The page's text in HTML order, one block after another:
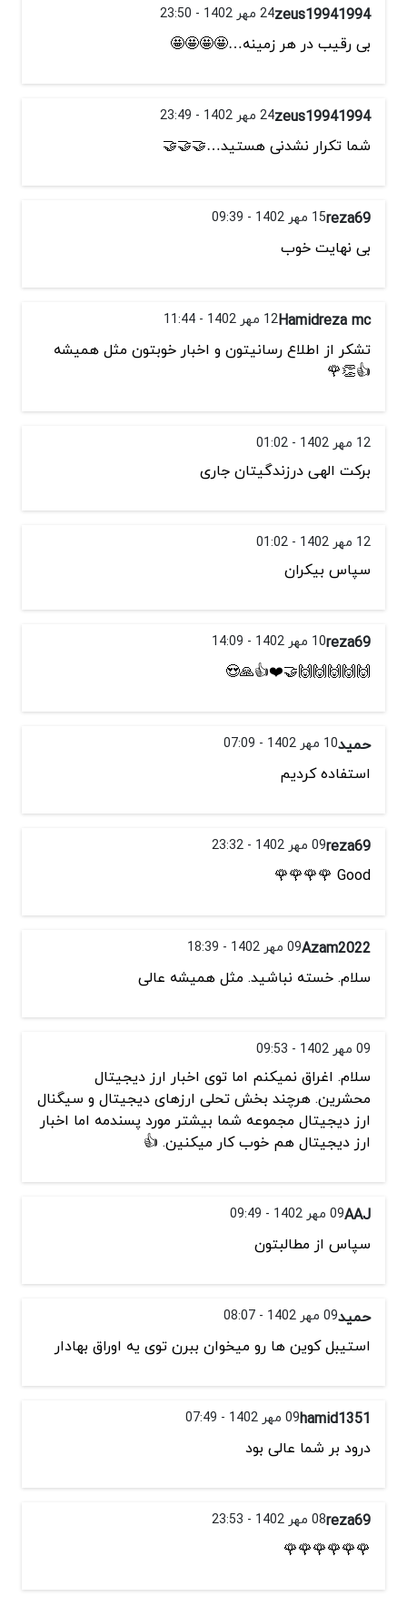
zeus1994199424 مهر 1402 - 23:50
بی رقیب در هر زمینه…🤩🤩🤩🤩
zeus1994199424 مهر 1402 - 23:49
شما تکرار نشدنی هستید…🤝🤝🤝
reza6915 مهر 1402 - 09:39
بی نهایت خوب
Hamidreza mc12 مهر 1402 - 11:44
تشكر از اطلاع رسانيتون و اخبار خوبتون مثل هميشه
👍👏🌹
12 مهر 1402 - 01:02
برکت الهی درزندگیتان جاری
12 مهر 1402 - 01:02
سپاس بیکران
reza6910 مهر 1402 - 14:09
🙌🙌🙌🙌🙌🤝❤️👍🙏😍
حمید10 مهر 1402 - 07:09
استفاده کردیم
reza6909 مهر 1402 - 23:32
Good 🌹🌹🌹🌹
Azam202209 مهر 1402 - 18:39
سلام. خسته نباشید. مثل همیشه عالی
09 مهر 1402 - 09:53
سلام. اغراق نمیکنم اما توی اخبار ارز دیجیتال
محشرین. هرچند بخش تحلی ارزهای دیجیتال و سیگنال
ارز دیجیتال مجموعه شما بیشتر مورد پسندمه اما اخبار
ارز دیجیتال هم خوب کار میکنین. 👍
AAJ09 مهر 1402 - 09:49
سپاس از مطالبتون
حمید09 مهر 1402 - 08:07
استیبل کوین ها رو میخوان ببرن توی یه اوراق بهادار
hamid135109 مهر 1402 - 07:49
درود بر شما عالی بود
reza6908 مهر 1402 - 23:53
🌹🌹🌹🌹🌹🌹